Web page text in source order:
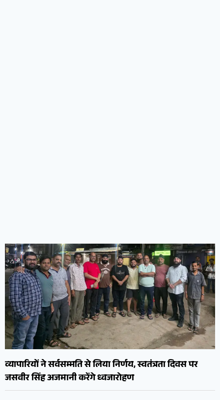
व्यापारियों ने सर्वसम्मति से लिया निर्णय, स्वतंत्रता दिवस पर
जसवीर सिंह अजमानी करेंगे ध्वजारोहण